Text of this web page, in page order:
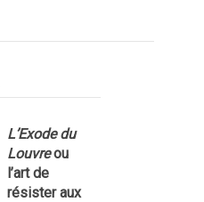
L’Exode du
Louvreou
l’art de
résister aux